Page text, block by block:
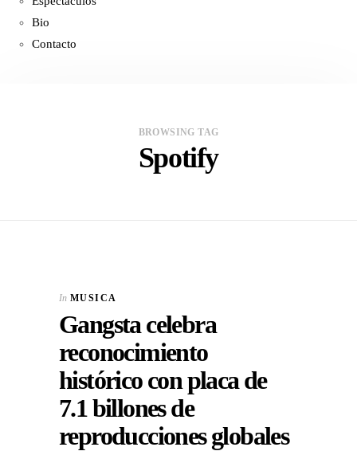
Bio
Contacto
BROWSING TAG
Spotify
In MUSICA
Gangsta celebra
reconocimiento
histórico con placa de
7.1 billones de
reproducciones globales